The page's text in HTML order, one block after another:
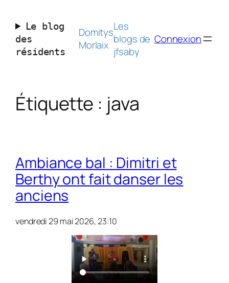
contenuLe blog
des
résidents
Domitys
Morlaix
Les
blogs de
jfsaby
Connexion
Étiquette : java
Ambiance bal : Dimitri et
Berthy ont fait danser les
anciens
vendredi 29 mai 2026, 23:10